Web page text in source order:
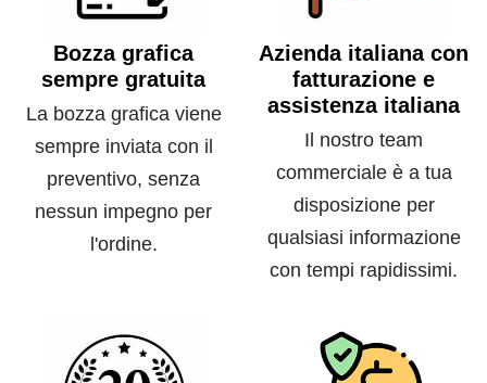
Bozza grafica
sempre gratuita
La bozza grafica viene
sempre inviata con il
preventivo, senza
nessun impegno per
l'ordine.
Azienda italiana con
fatturazione e
assistenza italiana
Il nostro team
commerciale è a tua
disposizione per
qualsiasi informazione
con tempi rapidissimi.